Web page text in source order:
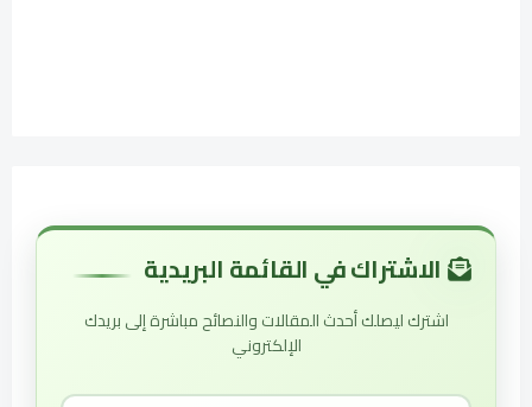
الاشتراك في القائمة البريدية
اشترك ليصلك أحدث المقالات والنصائح مباشرة إلى بريدك
الإلكتروني